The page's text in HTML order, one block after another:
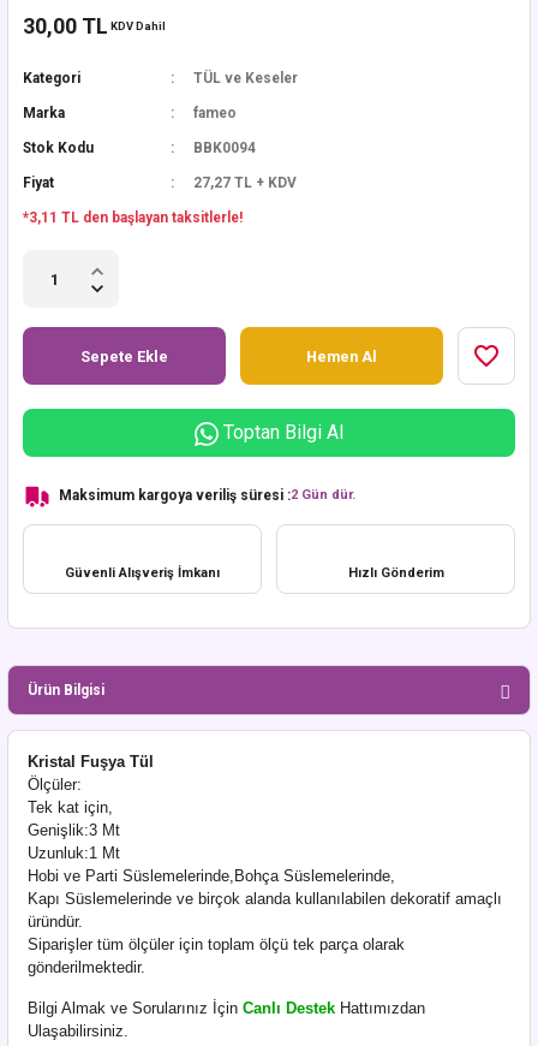
30,00 TL KDV Dahil
Kategori TÜL ve Keseler
Marka fameo
Stok Kodu BBK0094
Fiyat 27,27 TL + KDV
*3,11 TL den başlayan taksitlerle!
Sepete Ekle Hemen Al
Toptan Bilgi Al
Maksimum kargoya veriliş süresi :2 Gün dür.
Güvenli Alışveriş İmkanı Hızlı Gönderim
Ürün Bilgisi
Kristal Fuşya Tül
Ölçüler:
Tek kat için,
Genişlik:3 Mt
Uzunluk:1 Mt
Hobi ve Parti Süslemelerinde,Bohça Süslemelerinde,
Kapı Süslemelerinde ve birçok alanda kullanılabilen dekoratif amaçlı
üründür.
Siparişler tüm ölçüler için toplam ölçü tek parça olarak
gönderilmektedir.
Bilgi Almak ve Sorularınız İçin Canlı Destek Hattımızdan
Ulaşabilirsiniz.